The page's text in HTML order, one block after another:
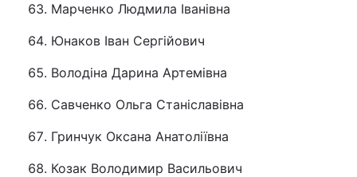
Марченко Людмила Іванівна
Юнаков Іван Сергійович
Володіна Дарина Артемівна
Савченко Ольга Станіславівна
Гринчук Оксана Анатоліївна
Козак Володимир Васильович